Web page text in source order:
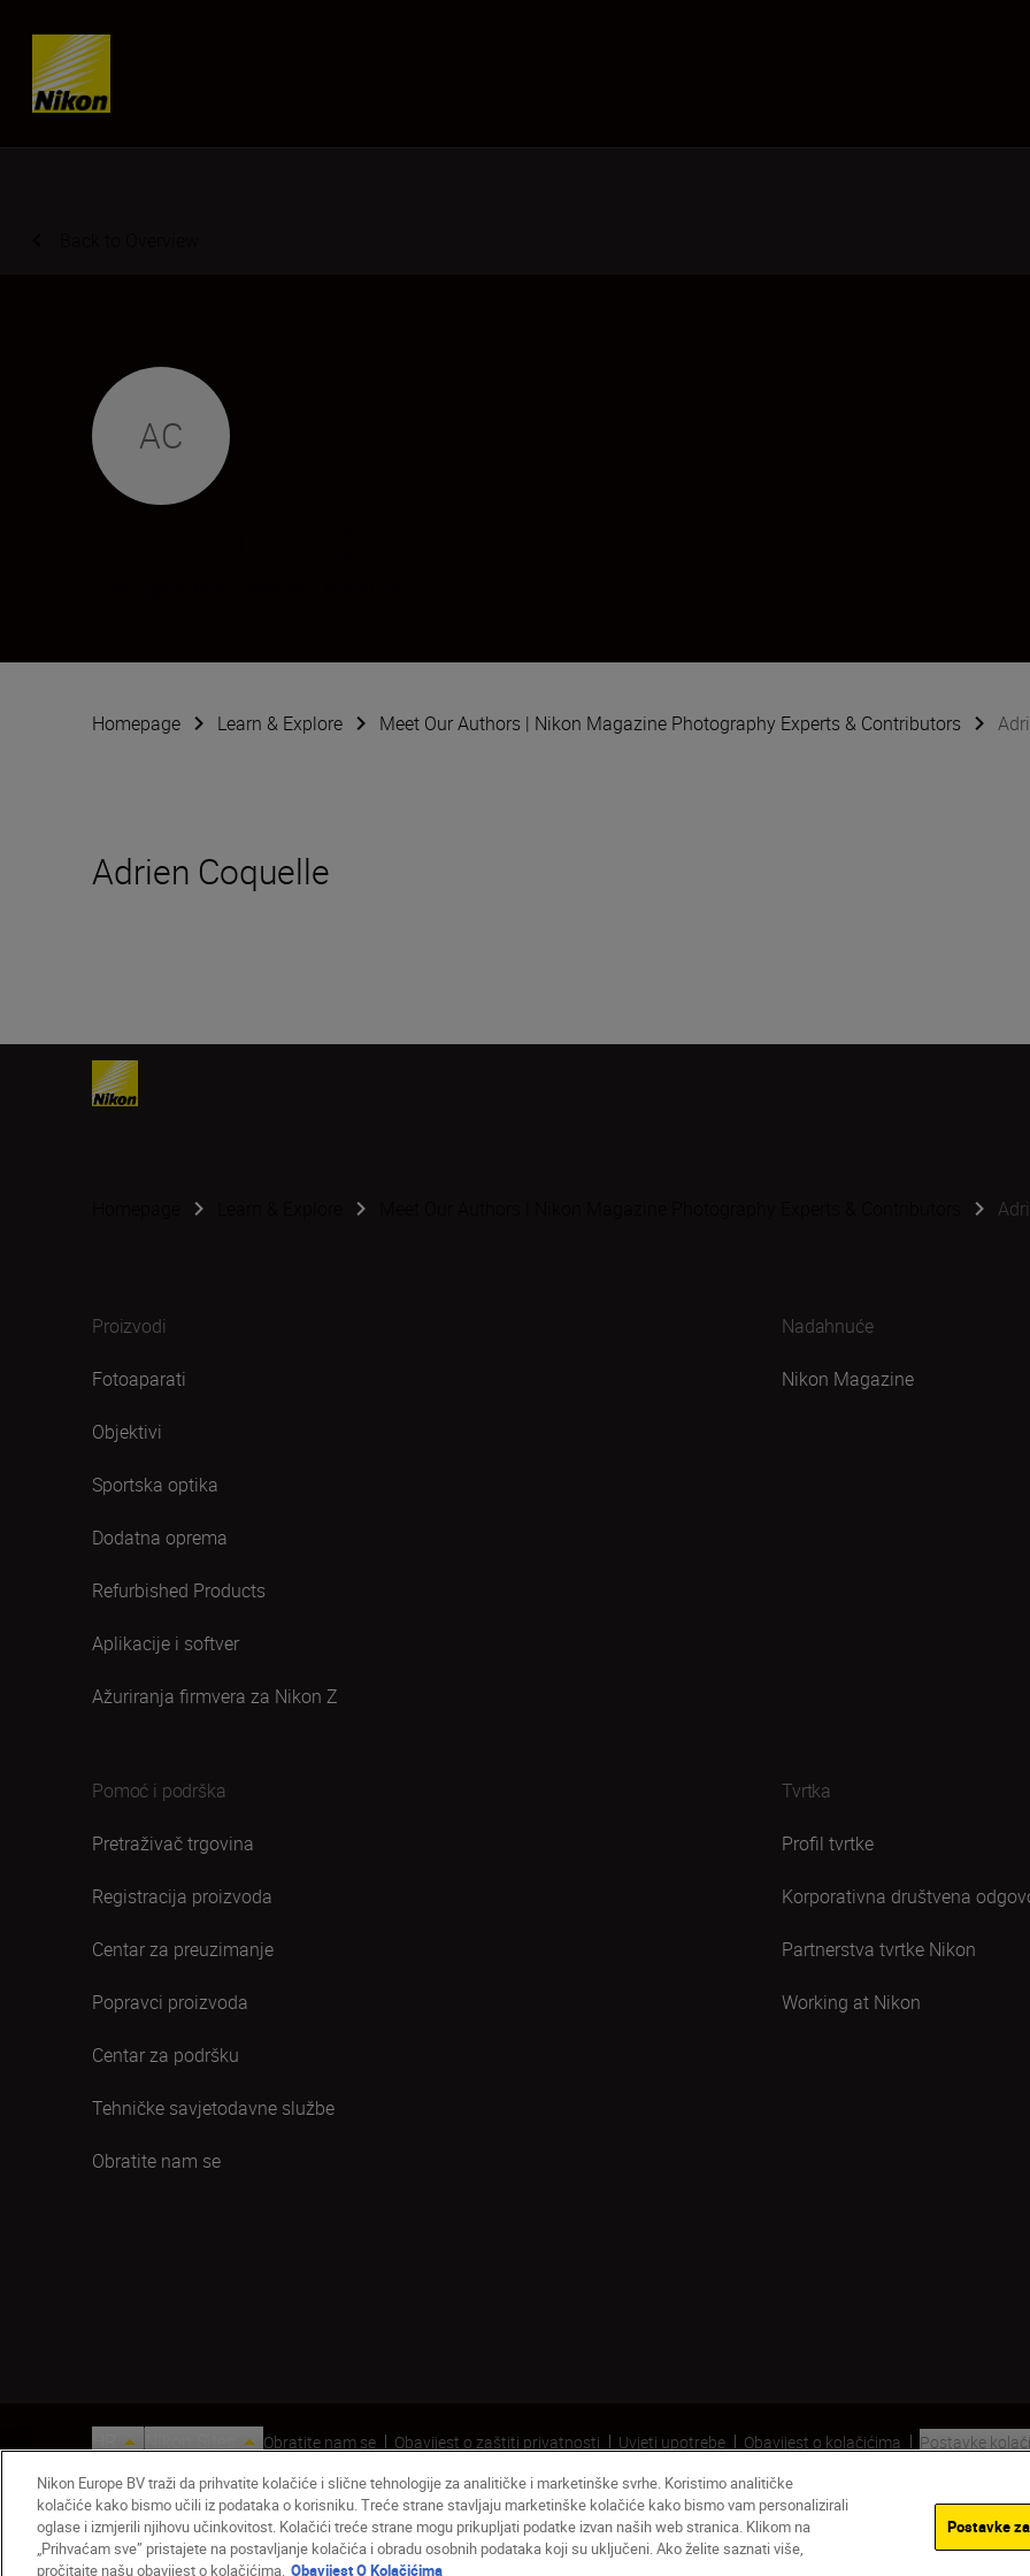
Skip content
AC
Homepage Learn & Explore Meet Our Authors | Nikon Magazine Photography Experts & Contributors
Adrien Coquelle
Proizvodi
Fotoaparati
Objektivi
Sportska optika
Dodatna oprema
Refurbished Products
Aplikacije i softver
Ažuriranja firmvera za Nikon Z
Nadahnuće
Nikon Magazine
Pomoć i podrška
Pretraživač trgovina
Registracija proizvoda
Centar za preuzimanje
Popravci proizvoda
Centar za podršku
Tehničke savjetodavne službe
Obratite nam se
Tvrtka
Profil tvrtke
Korporativna društvena
Partnerstva tvrtke Nikon
Working at Nikon
Obratite nam se Obavijest o zaštiti privatnosti Uvjeti upotrebe Obavijest o kolačićima
Postavke
Nikon Europe BV traži da prihvatite kolačiće i slične tehnologije za analitičke i marketinške svrhe. Koristimo analitičke
kolačiće kako bismo učili iz podataka o korisniku. Treće strane stavljaju marketinške kolačiće kako bismo vam personalizirali
oglase i izmjerili njihovu učinkovitost. Kolačići treće strane mogu prikupljati podatke izvan naših web stranica. Klikom na
„Prihvaćam sve” pristajete na postavljanje kolačića i obradu osobnih podataka koji su uključeni. Ako želite saznati više,
pročitajte našu obavijest o kolačićima. Obavijest O Kolačićima
Postavke